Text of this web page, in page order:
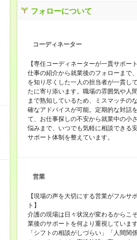
フォローについて
コーディネーター
【専任コーディネーターが一貫サポー
仕事の紹介から就業後のフォローまで
を知り尽くした一人の担当者が一貫し
たに寄り添います。職場の雰囲気や人
まで熟知しているため、ミスマッチの
確なアドバイスが可能。定期的な対話
て、お仕事探しの不安から就業中の小
悩みまで、いつでも気軽に相談できる
サポート体制を整えています。
営業
【現場の声を大切にする営業がフルサ
ト】
介護の現場は日々状況が変わるからこ
業後のサポートを何より重視しています
「シフトの相談がしづらい」「人間関